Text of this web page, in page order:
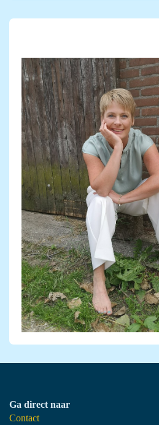
Ga direct naar
Contact